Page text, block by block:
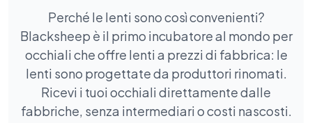
Perché le lenti sono così convenienti?
Blacksheep è il primo incubatore al mondo per
occhiali che offre lenti a prezzi di fabbrica: le
lenti sono progettate da produttori rinomati.
Ricevi i tuoi occhiali direttamente dalle
fabbriche, senza intermediari o costi nascosti.